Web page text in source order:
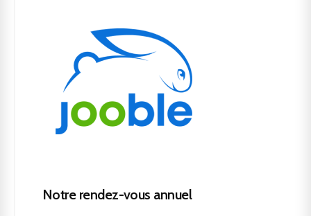
Notre rendez-vous annuel